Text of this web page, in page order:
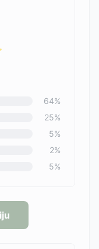
64%
25%
5%
2%
5%